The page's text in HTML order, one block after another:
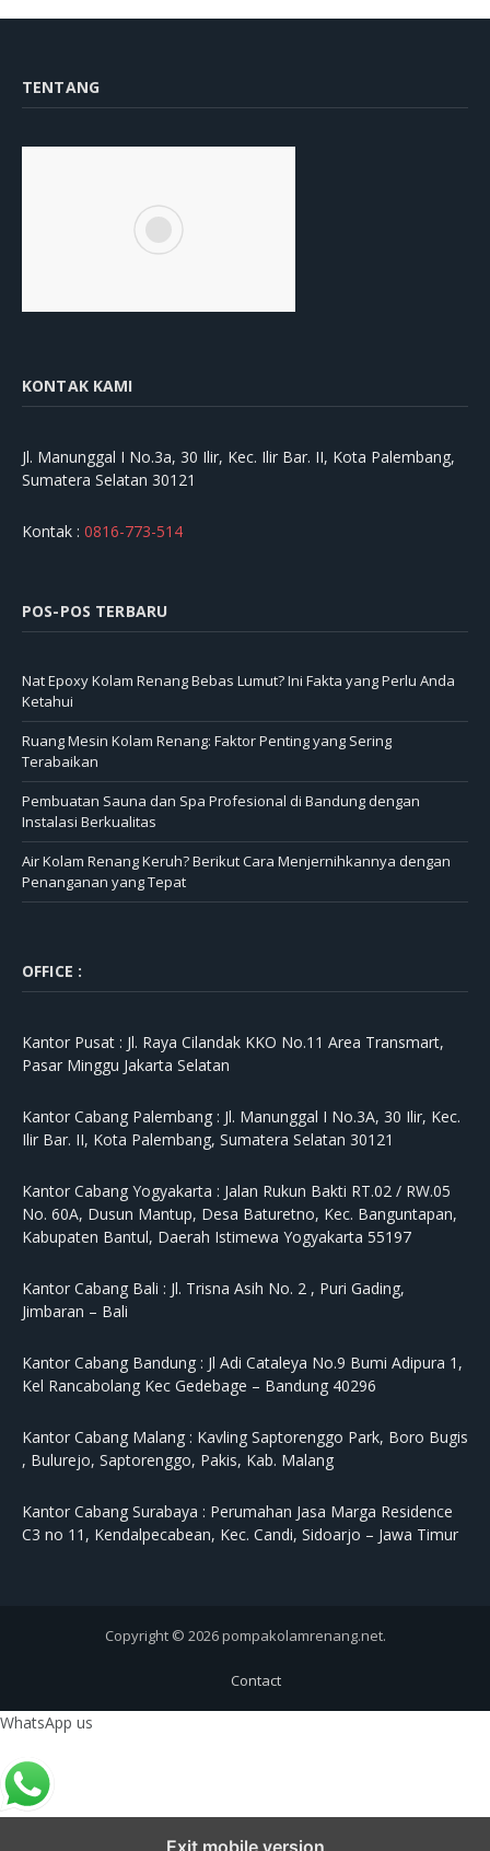
TENTANG
KONTAK KAMI
Jl. Manunggal I No.3a, 30 Ilir, Kec. Ilir Bar. II, Kota Palembang,
Sumatera Selatan 30121
Kontak : 0816-773-514
POS-POS TERBARU
Nat Epoxy Kolam Renang Bebas Lumut? Ini Fakta yang Perlu Anda
Ketahui
Ruang Mesin Kolam Renang: Faktor Penting yang Sering
Terabaikan
Pembuatan Sauna dan Spa Profesional di Bandung dengan
Instalasi Berkualitas
Air Kolam Renang Keruh? Berikut Cara Menjernihkannya dengan
Penanganan yang Tepat
OFFICE :
Kantor Pusat : Jl. Raya Cilandak KKO No.11 Area Transmart,
Pasar Minggu Jakarta Selatan
Kantor Cabang Palembang : Jl. Manunggal I No.3A, 30 Ilir, Kec.
Ilir Bar. II, Kota Palembang, Sumatera Selatan 30121
Kantor Cabang Yogyakarta : Jalan Rukun Bakti RT.02 / RW.05
No. 60A, Dusun Mantup, Desa Baturetno, Kec. Banguntapan,
Kabupaten Bantul, Daerah Istimewa Yogyakarta 55197
Kantor Cabang Bali : Jl. Trisna Asih No. 2 , Puri Gading,
Jimbaran – Bali
Kantor Cabang Bandung : Jl Adi Cataleya No.9 Bumi Adipura 1,
Kel Rancabolang Kec Gedebage – Bandung 40296
Kantor Cabang Malang : Kavling Saptorenggo Park, Boro Bugis
, Bulurejo, Saptorenggo, Pakis, Kab. Malang
Kantor Cabang Surabaya : Perumahan Jasa Marga Residence
C3 no 11, Kendalpecabean, Kec. Candi, Sidoarjo – Jawa Timur
Copyright © 2026 pompakolamrenang.net.
Contact
WhatsApp us
Exit mobile version